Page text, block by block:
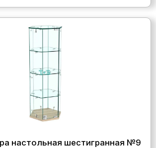
настольная шестигранная №9